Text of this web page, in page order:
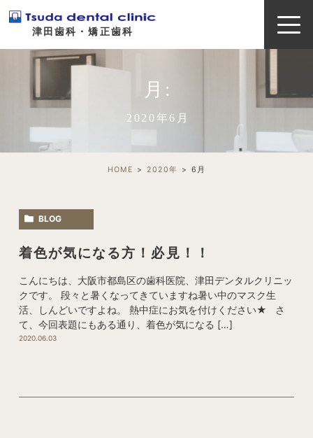
津田歯科・矯正歯科
月:
2020年6月
HOME 2020年 6 月
BLOG
着色が気になる方！必見！！
こんにちは、大阪市都島区の歯科医院、津田デンタルクリニッ
クです。 段々と暑くなってきていますね暑い中のマスク生
活、しんどいですよね。 熱中症にお気を付けください★ さ
て、今回表題にもある通り、着色が気になる […]
2020.06.03